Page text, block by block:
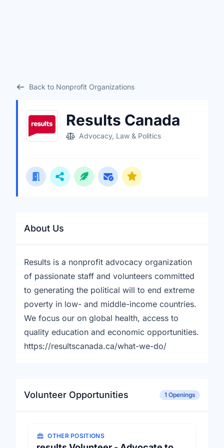
Back to Nonprofit Organizations
Results Canada
Advocacy, Law & Politics
About Us
Results is a nonprofit advocacy organization
of passionate staff and volunteers committed
to generating the political will to end extreme
poverty in low- and middle-income countries.
We focus our on global health, access to
quality education and economic opportunities.
https://resultscanada.ca/what-we-do/
Volunteer Opportunities 1 Openings
OTHER POSITIONS